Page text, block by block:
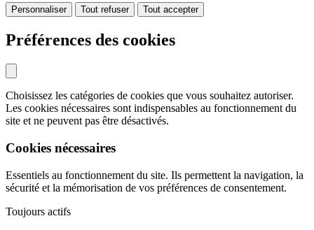
Personnaliser Tout refuser Tout accepter
Préférences des cookies
Choisissez les catégories de cookies que vous souhaitez autoriser.
Les cookies nécessaires sont indispensables au fonctionnement du
site et ne peuvent pas être désactivés.
Cookies nécessaires
Essentiels au fonctionnement du site. Ils permettent la navigation, la
sécurité et la mémorisation de vos préférences de consentement.
Toujours actifs